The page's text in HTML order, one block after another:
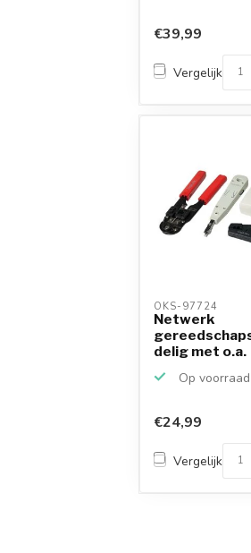
€39,99
Vergelijk
OKS-97724
Netwerk
delig met o.a.
Op voorraad
€24,99
Vergelijk